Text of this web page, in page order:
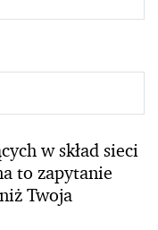
w skład sieci
to zapytanie
Twoja